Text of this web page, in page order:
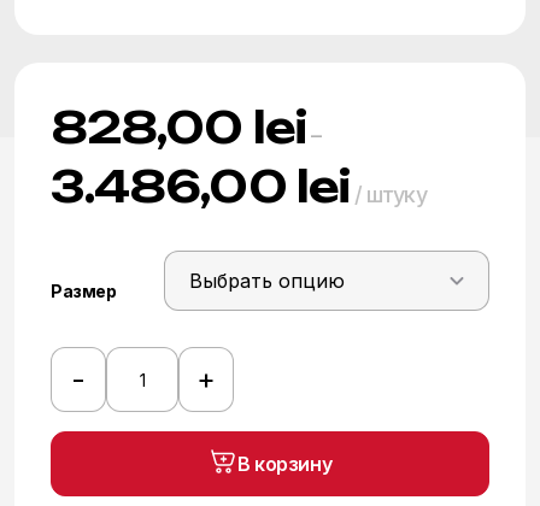
828,00 lei–
3.486,00 leiДиапазон
–
/ штуку
Размер
Количество
товара
Плитка
Yellow
- +
В корзину